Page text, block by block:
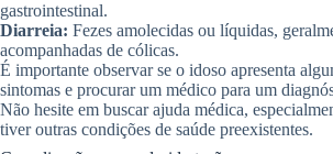
gastrointestinal.
Diarreia: Fezes amolecidas ou líquidas,
acompanhadas de cólicas.
É importante observar se o idoso apresenta
sintomas e procurar um médico para um
Não hesite em buscar ajuda médica,
tiver outras condições de saúde preexistentes.